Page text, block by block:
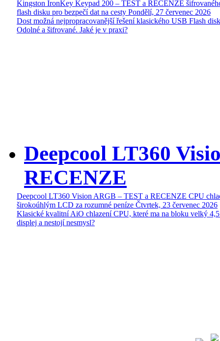
Kingston IronKey Keypad 200 – TEST a RECENZE
flash disku pro bezpečí dat na cesty Pondělí, 27 červenec 2026
Dost možná nejpropracovanější řešení klasického USB Flash
Odolné a šifrované. Jaké je v praxi?
Deepcool LT360
RECENZE
Deepcool LT360 Vision ARGB – TEST a RECENZE CPU
širokoúhlým LCD za rozumné peníze Čtvrtek, 23 červenec 2026
Klasické kvalitní AiO chlazení CPU, které ma na bloku velký
displej a nestojí nesmysl?